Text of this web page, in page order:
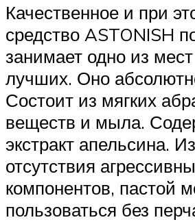
Качественное и при
средство ASTONISH
занимает одно из
лучших. Оно
Состоит из мягких
веществ и мыла.
экстракт апельсина.
отсутствия
компонентов, пастой
пользоваться без